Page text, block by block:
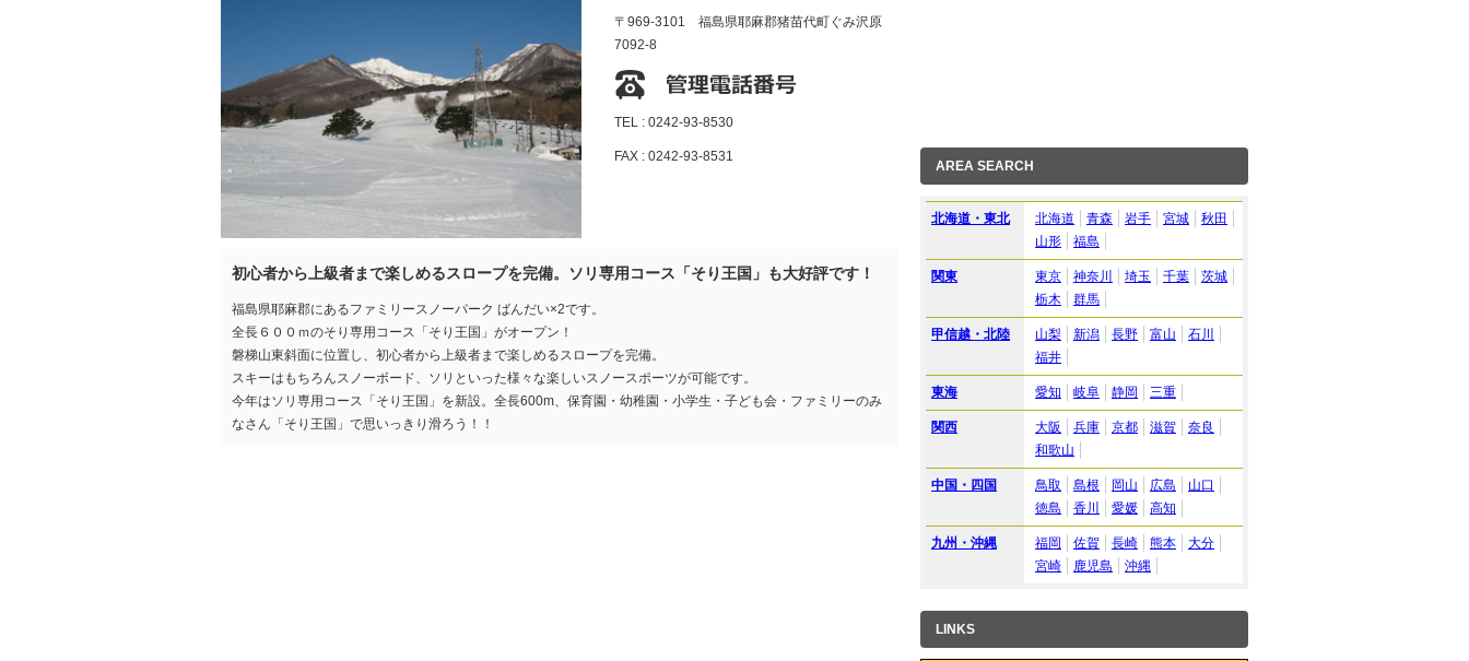
〒969-3101 福島県耶麻郡猪苗代町ぐみ沢原
7092-8
TEL : 0242-93-8530
FAX : 0242-93-8531
初心者から上級者まで楽しめるスロープを完備。ソリ専用コース「そり王国」も大好評です！
福島県耶麻郡にあるファミリースノーパーク ばんだい×2です。
全長６００ｍのそり専用コース「そり王国」がオープン！
磐梯山東斜面に位置し、初心者から上級者まで楽しめるスロープを完備。
スキーはもちろんスノーボード、ソリといった様々な楽しいスノースポーツが可能です。
今年はソリ専用コース「そり王国」を新設。全長600m、保育園・幼稚園・小学生・子ども会・ファミリーのみ
なさん「そり王国」で思いっきり滑ろう！！
AREA SEARCH
北海道・東北 北海道 青森 岩手 宮城
秋田
山形
福島
関東 東京 神奈川 埼玉 千葉
茨城
栃木
群馬
甲信越・北陸 山梨 新潟 長野 富山
石川
福井
東海 愛知 岐阜 静岡 三重
関西 大阪 兵庫 京都 滋賀
奈良
和歌山
中国・四国 鳥取 島根 岡山 広島
山口
徳島
香川 愛媛 高知
九州・沖縄 福岡 佐賀 長崎 熊本
大分
宮崎
鹿児島 沖縄
LINKS